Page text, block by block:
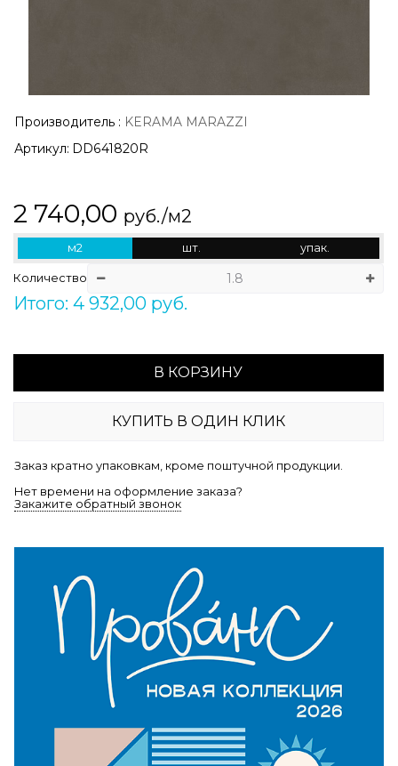
Производитель : KERAMA MARAZZI
Артикул: DD641820R
2 740,00 руб./м2
м2 шт. упак.
Количество
Итого: 4 932,00 руб.
В КОРЗИНУ
КУПИТЬ В ОДИН КЛИК
Заказ кратно упаковкам, кроме поштучной продукции.
Нет времени на оформление заказа?
Закажите обратный звонок